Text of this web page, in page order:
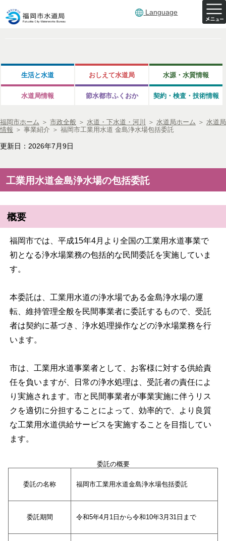
Language
生活と水道 おしえて水道局 水源・水質情報
水道局情報 節水都市ふくおか 契約・検査・技術情報
福岡市ホーム ＞ 市政全般 ＞ 水道・下水道・河川 ＞ 水道局ホーム ＞ 水道局
情報 ＞ 事業紹介 ＞ 福岡市工業用水道 金島浄水場包括委託
更新日：2026年7月9日
工業用水道金島浄水場の包括委託
概要
福岡市では、平成15年4月より全国の工業用水道事業で
初となる浄水場業務の包括的な民間委託を実施していま
す。
本委託は、工業用水道の浄水場である金島浄水場の運
転、維持管理全般を民間事業者に委託するもので、受託
者は契約に基づき、浄水処理操作などの浄水場業務を行
います。
市は、工業用水道事業者として、お客様に対する供給責
任を負いますが、日常の浄水処理は、受託者の責任によ
り実施されます。市と民間事業者が事業実施に伴うリス
クを適切に分担することによって、効率的で、より良質
な工業用水道供給サービスを実施することを目指してい
ます。
委託の概要
委託の名称 福岡市工業用水道金島浄水場包括委託
委託期間 令和5年4月1日から令和10年3月31日まで